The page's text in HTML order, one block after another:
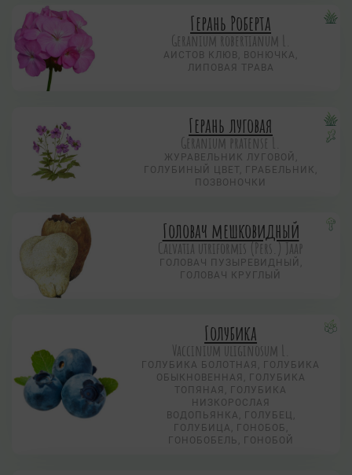
Герань Роберта
Geranium robertianum L.
АИСТОВ КЛЮВ, ВОНЮЧКА,
ЛИПОВАЯ ТРАВА
Герань луговая
Geranium pratense L.
ЖУРАВЕЛЬНИК ЛУГОВОЙ,
ГОЛУБИНЫЙ ЦВЕТ, ГРАБЕЛЬНИК,
ПОЗВОНОЧКИ
Головач мешковидный
Calvatia utriformis (Pers.) Jaap
ГОЛОВАЧ ПУЗЫРЕВИДНЫЙ,
ГОЛОВАЧ КРУГЛЫЙ
Голубика
Vaccinium uliginosum L.
ГОЛУБИКА БОЛОТНАЯ, ГОЛУБИКА
ОБЫКНОВЕННАЯ, ГОЛУБИКА
ТОПЯНАЯ, ГОЛУБИКА
НИЗКОРОСЛАЯ
ВОДОПЬЯНКА, ГОЛУБЕЦ,
ГОЛУБИЦА, ГОНОБОБ,
ГОНОБОБЕЛЬ, ГОНОБОЙ